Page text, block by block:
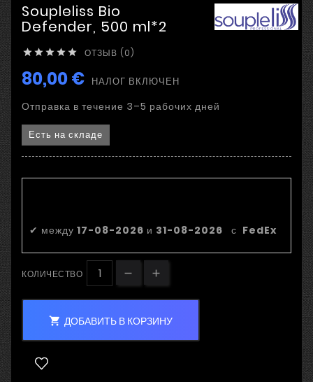
Soupleliss Bio
Defender, 500 ml*2
     ОТЗЫВ (0)
80,00 € НАЛОГ ВКЛЮЧЕН
Отправка в течение 3–5 рабочих дней
Есть на складе
✔ между 17-08-2026 и 31-08-2026 с FedEx
КОЛИЧЕСТВО
 ДОБАВИТЬ В КОРЗИНУ